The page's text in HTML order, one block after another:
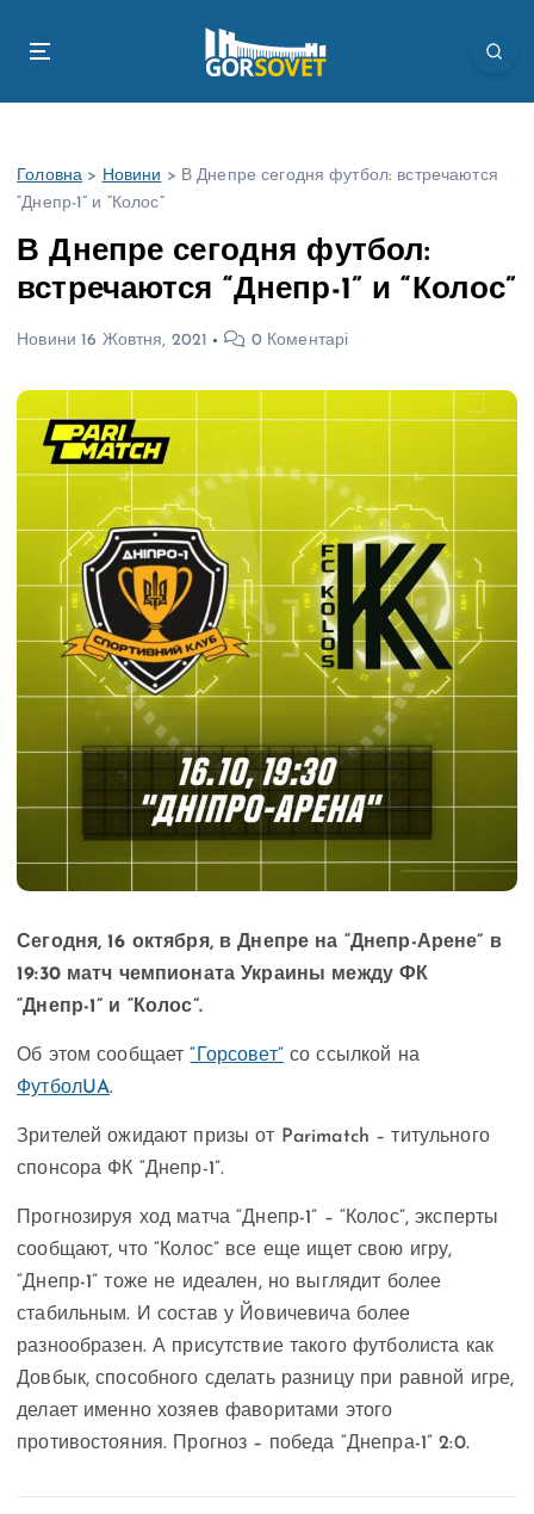
Головна > Новини > В Днепре сегодня футбол: встречаются
“Днепр-1” и “Колос”
В Днепре сегодня футбол:
встречаются “Днепр-1” и “Колос”
Новини 16 Жовтня, 2021 0 Коментарі
Сегодня, 16 октября, в Днепре на “Днепр-Арене” в
19:30 матч чемпионата Украины между ФК
“Днепр-1” и “Колос”.
Об этом сообщает“Горсовет” со ссылкой на
ФутболUA.
Зрителей ожидают призы от Parimatch – титульного
спонсора ФК “Днепр-1”.
Прогнозируя ход матча “Днепр-1” – “Колос”, эксперты
сообщают, что “Колос” все еще ищет свою игру,
“Днепр-1” тоже не идеален, но выглядит более
стабильным. И состав у Йовичевича более
разнообразен. А присутствие такого футболиста как
Довбык, способного сделать разницу при равной игре,
делает именно хозяев фаворитами этого
противостояния. Прогноз – победа “Днепра-1” 2:0.